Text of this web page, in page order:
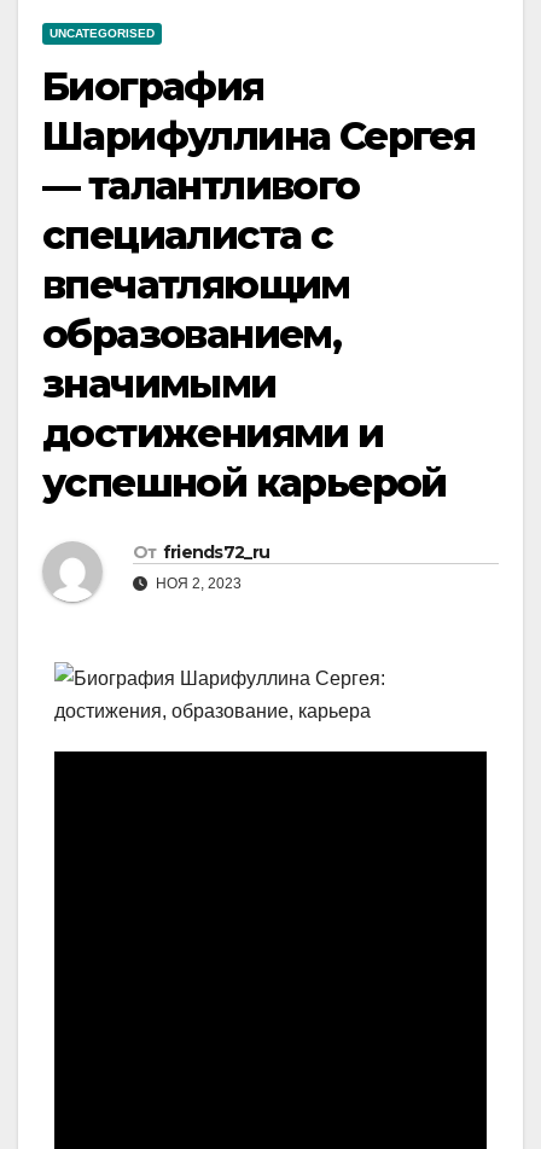
UNCATEGORISED
Биография
Шарифуллина Сергея
— талантливого
специалиста с
впечатляющим
образованием,
значимыми
достижениями и
успешной карьерой
От friends72_ru
НОЯ 2, 2023